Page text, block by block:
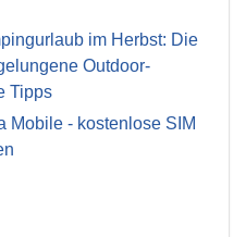
im Herbst: Die
Outdoor-
Tipps
Mobile - kostenlose SIM